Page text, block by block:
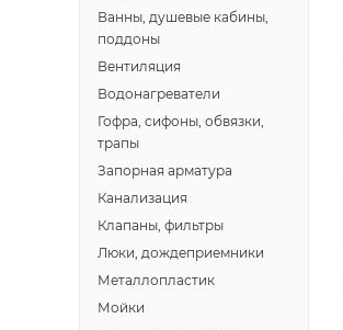
Ванны, душевые кабины,
поддоны
Вентиляция
Водонагреватели
Гофра, сифоны, обвязки,
трапы
Запорная арматура
Канализация
Клапаны, фильтры
Люки, дождеприемники
Металлопластик
Мойки